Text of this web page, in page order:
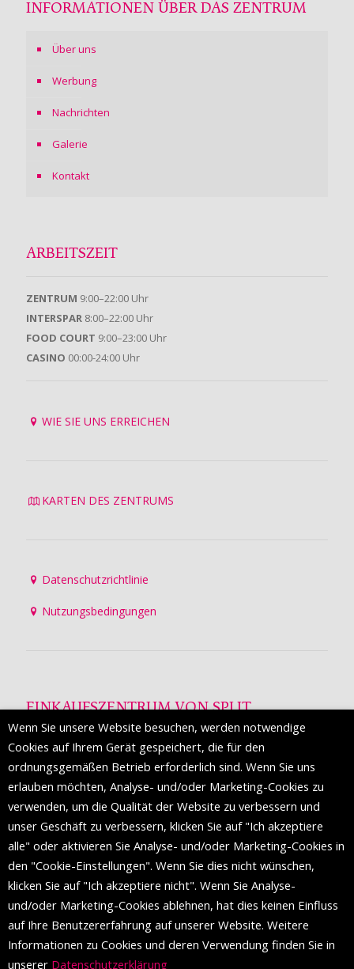
INFORMATIONEN ÜBER DAS ZENTRUM
Über uns
Werbung
Nachrichten
Galerie
Kontakt
ARBEITSZEIT
ZENTRUM 9:00–22:00 Uhr
INTERSPAR 8:00–22:00 Uhr
FOOD COURT 9:00–23:00 Uhr
CASINO 00:00-24:00 Uhr
WIE SIE UNS ERREICHEN
KARTEN DES ZENTRUMS
Datenschutzrichtlinie
Nutzungsbedingungen
EINKAUFSZENTRUM VON SPLIT
Die Mall of Split
ist ein prestigeträchtiges Einkaufsziel mit
etwa 200 Einzelhandelsmarken und einer Reihe von
Weltmodemarken, die zum ersten Mal in Split erscheinen.
FOLGEN SIE UNS
Wenn Sie unsere Website besuchen, werden notwendige
Cookies auf Ihrem Gerät gespeichert, die für den
ordnungsgemäßen Betrieb erforderlich sind. Wenn Sie uns
erlauben möchten, Analyse- und/oder Marketing-Cookies zu
verwenden, um die Qualität der Website zu verbessern und
unser Geschäft zu verbessern, klicken Sie auf "Ich akzeptiere
alle" oder aktivieren Sie Analyse- und/oder Marketing-Cookies in
den "Cookie-Einstellungen". Wenn Sie dies nicht wünschen,
klicken Sie auf "Ich akzeptiere nicht". Wenn Sie Analyse-
und/oder Marketing-Cookies ablehnen, hat dies keinen Einfluss
auf Ihre Benutzererfahrung auf unserer Website. Weitere
Informationen zu Cookies und deren Verwendung finden Sie in
unserer Datenschutzerklärung